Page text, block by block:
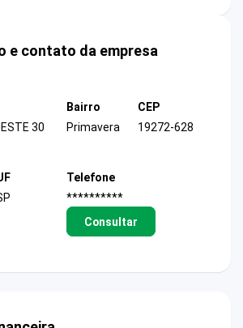
e contato da empresa
30
Bairro
Primavera
CEP
19272-628
Telefone
**********
Consultar